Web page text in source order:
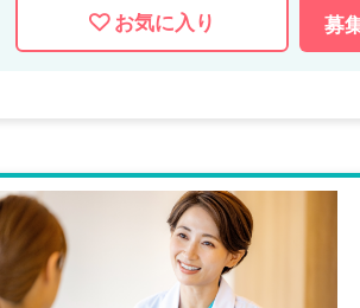
マイナビDOCTORでは病院やクリニック
お気に入り 募